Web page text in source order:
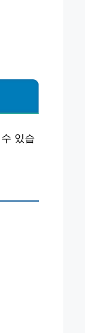
있습